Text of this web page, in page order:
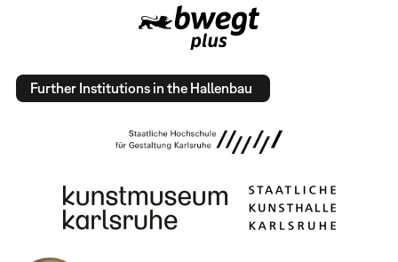
Further Institutions in the Hallenbau